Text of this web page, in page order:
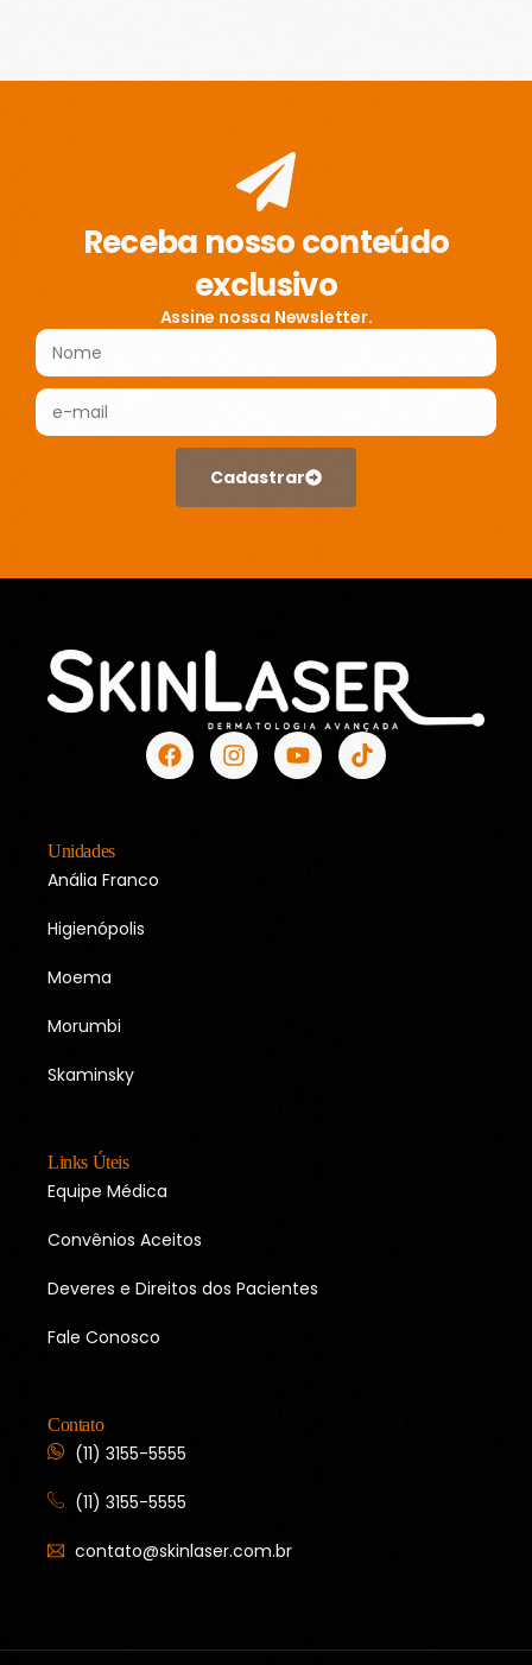
Receba nosso conteúdo
exclusivo
Assine nossa Newsletter.
Cadastrar
Unidades
Anália Franco
Higienópolis
Moema
Morumbi
Skaminsky
Links Úteis
Equipe Médica
Convênios Aceitos
Deveres e Direitos dos Pacientes
Fale Conosco
Contato
(11) 3155-5555
(11) 3155-5555
contato@skinlaser.com.br